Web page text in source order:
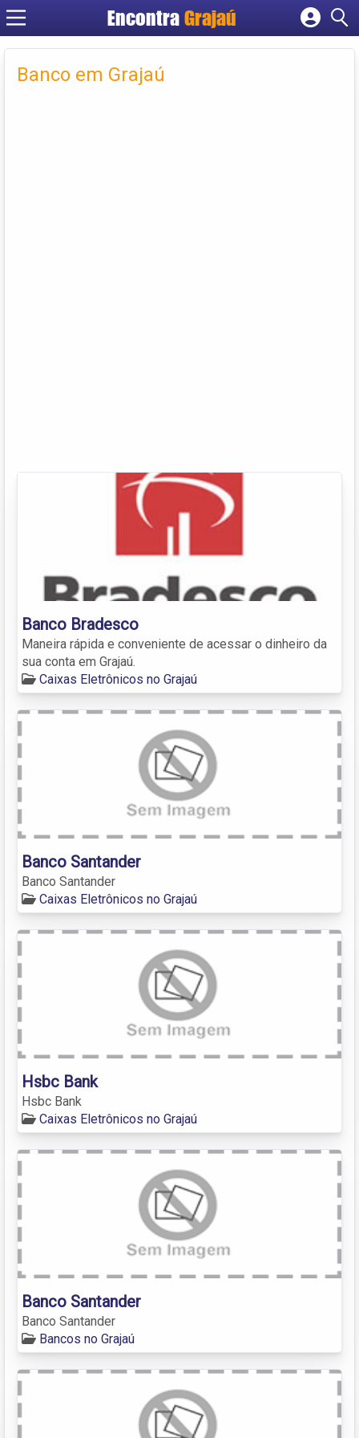
Encontra Grajaú
Cadastrar empresa
Banco em Grajaú
Banco Bradesco
Maneira rápida e conveniente de acessar o dinheiro da
sua conta em Grajaú.
Caixas Eletrônicos no Grajaú
Banco Santander
Banco Santander
Caixas Eletrônicos no Grajaú
Hsbc Bank
Hsbc Bank
Caixas Eletrônicos no Grajaú
Banco Santander
Banco Santander
Bancos no Grajaú